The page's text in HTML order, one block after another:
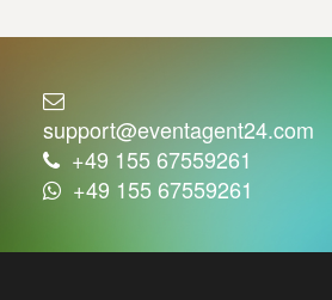
support@eventagent24.com
+49 155 67559261
+49 155 67559261